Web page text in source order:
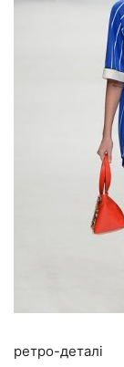
ретро-деталі